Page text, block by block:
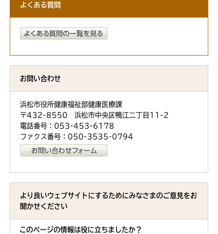
よくある質問
お問い合わせ
浜松市役所健康福祉部健康医療課
〒432-8550 浜松市中央区鴨江二丁目11-2
電話番号：053-453-6178
ファクス番号：050-3535-0794
より良いウェブサイトにするためにみなさまのご意見をお
聞かせください
このページの情報は役に立ちましたか？